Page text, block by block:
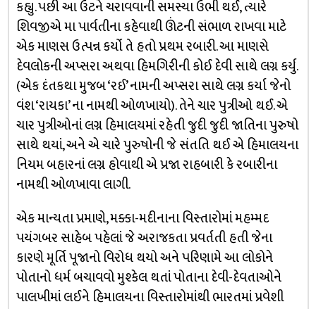
કહ્યુ. પછી આ ઉંટને ચરાવવાની સમસ્યા ઉભી થઈ, ત્યારે
શિવજીએ મા પાર્વતીના કહેવાથી ઊંટની સંભાળ રાખવા માટે
એક માણસ ઉત્પન્ન કર્યો તે હતો પ્રથમ રબારી. આ માણસે
દેવલોકની અપ્સરા અથવા હિમગિરીની કોઈ દેવી સાથે લગ્ન કર્યુ.
(એક દંતકથા મુજબ ‘રઈ’ નામની અપ્સરા સાથે લગ્ન કર્યા જેનો
વંશ ‘રાયકા’ ના નામથી ઓળખાયો). તેને ચાર પુત્રીઓ થઈ. એ
ચાર પુત્રીઓનાં લગ્ન હિમાલયમાં રહેતી જુદી જુદી જાતિના પુરુષો
સાથે થયાં, અને એ ચારે પુરુષોની જે સંતતિ થઈ એ હિમાલયના
નિયમ બહારનાં લગ્ન હોવાથી એ પ્રજા રાહબારી કે રબારીના
નામથી ઓળખાવા લાગી.
એક માન્યતા પ્રમાણે, મક્કા-મદીનાના વિસ્તારોમાં મહમ્મદ
પયંગબર સાહેબ પહેલાં જે અરાજકતા પ્રવર્તતી હતી જેના
કારણે મૂર્તિ પૂજાનો વિરોધ થયો અને પરિણામે આ લોકોને
પોતાનો ધર્મ બચાવવો મુશ્કેલ થતાં પોતાના દેવી-દેવતાઓને
પાલખીમાં લઈને હિમાલયના વિસ્તારોમાંથી ભારતમાં પ્રવેશી